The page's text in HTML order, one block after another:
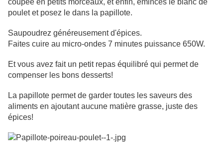
coupée en petits morceaux, et enfin, émincés le blanc de
poulet et posez le dans la papillote.
Saupoudrez généreusement d'épices.
Faites cuire au micro-ondes 7 minutes puissance 650W.
Et vous avez fait un petit repas équilibré qui permet de
compenser les bons desserts!
La papillote permet de garder toutes les saveurs des
aliments en ajoutant aucune matière grasse, juste des
épices!